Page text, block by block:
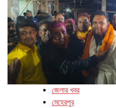
জেলার খবর
মেহেরপুর